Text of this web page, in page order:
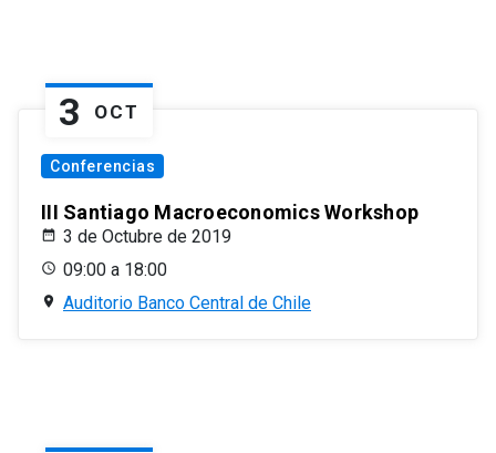
3 OCT
Conferencias
III Santiago Macroeconomics Workshop
3 de Octubre de 2019
09:00 a 18:00
Auditorio Banco Central de Chile